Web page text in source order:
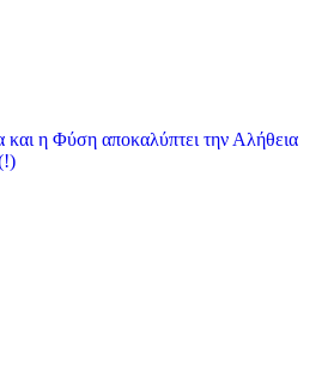
και η Φύση αποκαλύπτει την Αλήθεια